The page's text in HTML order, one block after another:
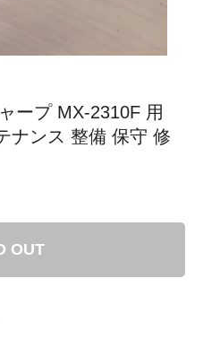
ープ MX-2310F 用
ナンス 整備 保守 修
OUT